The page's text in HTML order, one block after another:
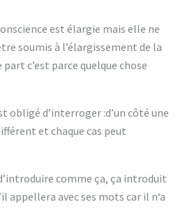
est élargie mais elle ne
soumis à l’élargissement de la
c’est parce quelque chose
obligé d’interroger :d’un côté une
et chaque cas peut
comme ça, ça introduit
appellera avec ses mots car il n‘a